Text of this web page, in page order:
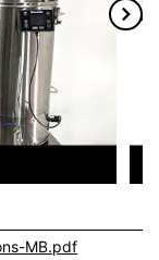
MB.pdf